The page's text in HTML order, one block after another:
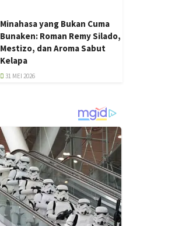
Minahasa yang Bukan Cuma
Bunaken: Roman Remy Silado,
Mestizo, dan Aroma Sabut
Kelapa
31 MEI 2026